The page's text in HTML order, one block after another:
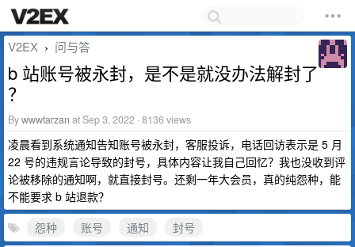
V2EX › 问与答
b 站账号被永封，是不是就没办法解封了
？
Bywwwtarzan at Sep 3, 2022 · 8136 views
凌晨看到系统通知告知账号被永封，客服投诉，电话回访表示是 5 月
22 号的违规言论导致的封号，具体内容让我自己回忆？我也没收到评
论被移除的通知啊，就直接封号。还剩一年大会员，真的纯怨种，能
不能要求 b 站退款？
怨种
账号 通知
封号